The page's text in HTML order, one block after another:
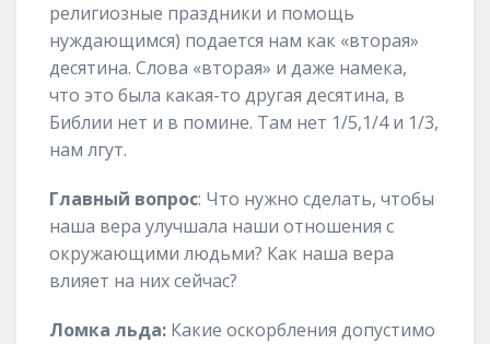
религиозные праздники и помощь
нуждающимся) подается нам как «вторая»
десятина. Слова «вторая» и даже намека,
что это была какая-то другая десятина, в
Библии нет и в помине. Там нет 1/5,1/4 и 1/3,
нам лгут.
Главный вопрос: Что нужно сделать, чтобы
наша вера улучшала наши отношения с
окружающими людьми? Как наша вера
влияет на них сейчас?
Ломка льда: Какие оскорбления допустимо